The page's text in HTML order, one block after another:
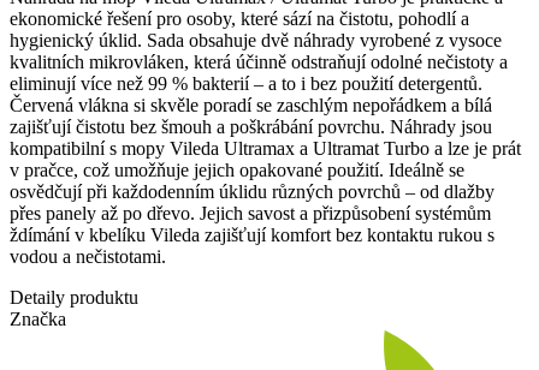
ekonomické řešení pro osoby, které sází na čistotu, pohodlí a
hygienický úklid. Sada obsahuje dvě náhrady vyrobené z vysoce
kvalitních mikrovláken, která účinně odstraňují odolné nečistoty a
eliminují více než 99 % bakterií – a to i bez použití detergentů.
Červená vlákna si skvěle poradí se zaschlým nepořádkem a bílá
zajišťují čistotu bez šmouh a poškrábání povrchu. Náhrady jsou
kompatibilní s mopy Vileda Ultramax a Ultramat Turbo a lze je prát
v pračce, což umožňuje jejich opakované použití. Ideálně se
osvědčují při každodenním úklidu různých povrchů – od dlažby
přes panely až po dřevo. Jejich savost a přizpůsobení systémům
ždímání v kbelíku Vileda zajišťují komfort bez kontaktu rukou s
vodou a nečistotami.
Detaily produktu
Značka